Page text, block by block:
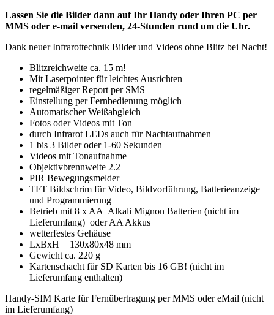
Lassen Sie die Bilder dann auf Ihr Handy oder Ihren PC per
MMS oder e-mail versenden, 24-Stunden rund um die Uhr.
Dank neuer Infrarottechnik Bilder und Videos ohne Blitz bei Nacht!
Blitzreichweite ca. 15 m!
Mit Laserpointer für leichtes Ausrichten
regelmäßiger Report per SMS
Einstellung per Fernbedienung möglich
Automatischer Weißabgleich
Fotos oder Videos mit Ton
durch Infrarot LEDs auch für Nachtaufnahmen
1 bis 3 Bilder oder 1-60 Sekunden
Videos mit Tonaufnahme
Objektivbrennweite 2.2
PIR Bewegungsmelder
TFT Bildschrim für Video, Bildvorführung, Batterieanzeige
und Programmierung
Betrieb mit 8 x AA Alkali Mignon Batterien (nicht im
Lieferumfang) oder AA Akkus
wetterfestes Gehäuse
LxBxH = 130x80x48 mm
Gewicht ca. 220 g
Kartenschacht für SD Karten bis 16 GB! (nicht im
Lieferumfang enthalten)
Handy-SIM Karte für Fernübertragung per MMS oder eMail (nicht
im Lieferumfang)